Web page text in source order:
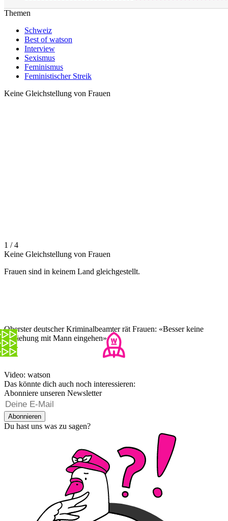
Themen
Schweiz
Best of watson
Interview
Sexismus
Feminismus
Feministischer Streik
Keine Gleichstellung von Frauen
1 / 4
Keine Gleichstellung von Frauen
Frauen sind in keinem Land gleichgestellt.
Oberster deutscher Kriminalbeamter rät Frauen: «Besser keine
Beziehung mit Mann eingehen»
Video: watson
Das könnte dich auch noch interessieren:
Abonniere unseren Newsletter
Abonnieren
Du hast uns was zu sagen?